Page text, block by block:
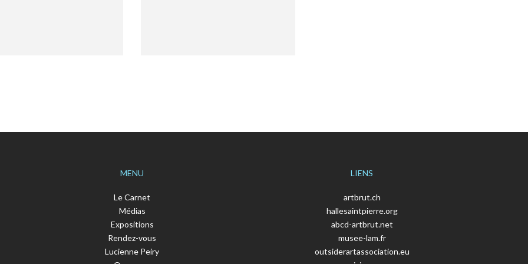
MENU
Le Carnet
Médias
Expositions
Rendez-vous
Lucienne Peiry
LIENS
artbrut.ch
hallesaintpierre.org
abcd-artbrut.net
musee-lam.fr
outsiderartassociation.eu